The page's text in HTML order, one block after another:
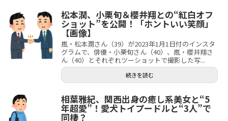
松本潤、小栗旬＆櫻井翔との“紅白オフ
ショット”を公開！「ホントいい笑顔」
【画像】
嵐・松本潤さん（39）が2023年1月1日付のインスタ
グラムで、俳優・小栗旬さん（40）、嵐・櫻井翔さ
ん（40）とそれぞれツーショットで撮影した写...
続きを読む
相葉雅紀、関西出身の癒し系美女と“5
年超愛”！愛犬トイプードルと“3人”で
同棲？